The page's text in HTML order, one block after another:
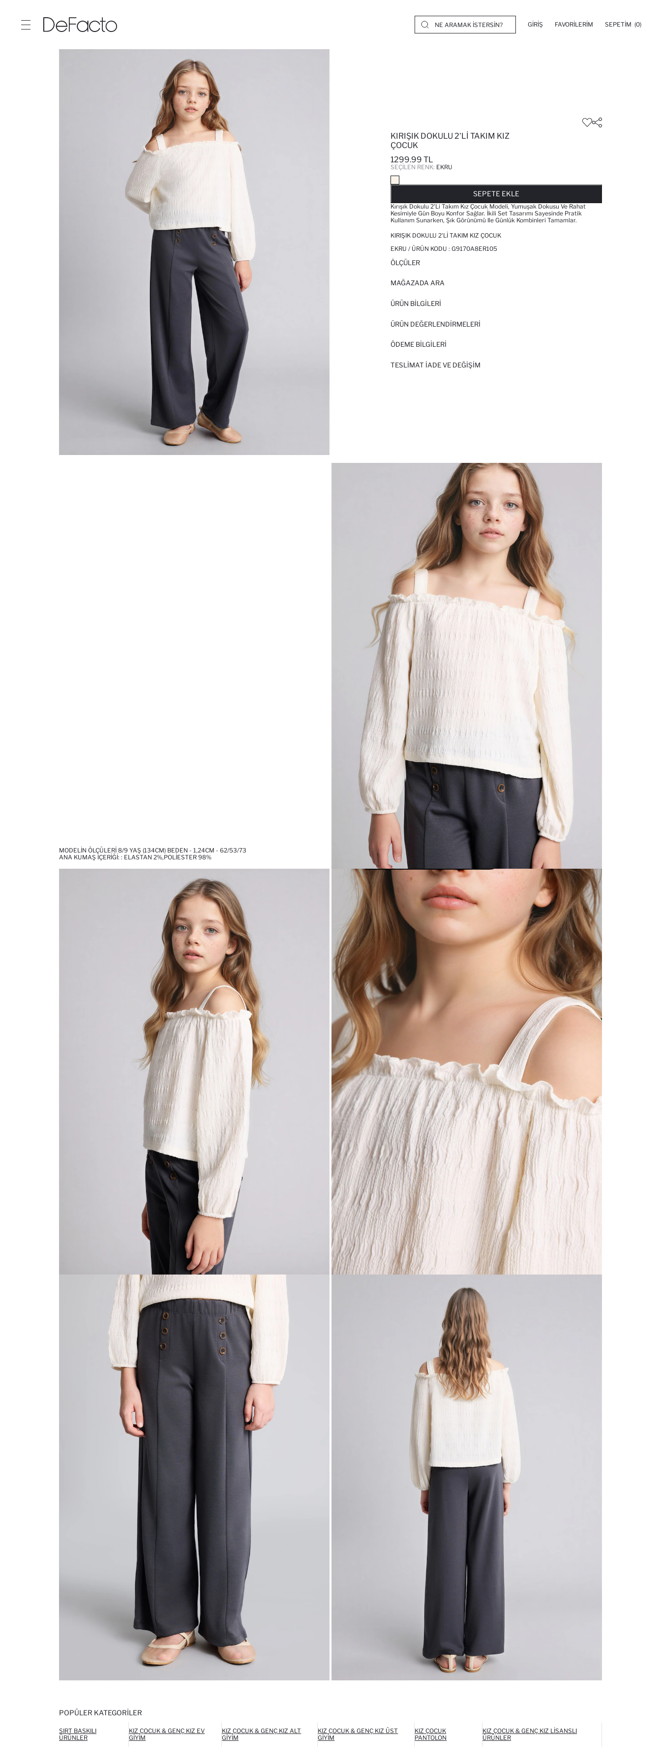
GIRIŞ FAVORILERIM SEPETIM (0)
KIRIŞIK DOKULU 2'LI TAKIM KIZ
ÇOCUK
1299.99 TL
SEÇILEN RENK: EKRU
SEPETE EKLE
Kırışık Dokulu 2'li Takım Kız Çocuk Modeli, Yumuşak Dokusu Ve Rahat
Kesimiyle Gün Boyu Konfor Sağlar. İkili Set Tasarımı Sayesinde Pratik
Kullanım Sunarken, Şık Görünümü Ile Günlük Kombinleri Tamamlar.
KIRIŞIK DOKULU 2'LI TAKIM KIZ ÇOCUK
EKRU / ÜRÜN KODU : G9170A8ER105
ÖLÇÜLER
MAĞAZADA ARA
ÜRÜN BILGILERI
ÜRÜN DEĞERLENDİRMELERİ
ÖDEME BİLGİLERİ
TESLIMAT İADE VE DEĞIŞIM
MODELIN ÖLÇÜLERI 8/9 YAŞ (134CM) BEDEN - 1,24CM - 62/53/73
ANA KUMAŞ İÇERIĞI: : ELASTAN 2%,POLIESTER 98%
POPÜLER KATEGORILER
SIRT BASKILI
ÜRÜNLER
KIZ ÇOCUK & GENÇ KIZ EV
GIYIM
KIZ ÇOCUK & GENÇ KIZ ALT
GIYIM
KIZ ÇOCUK & GENÇ KIZ ÜST
GIYIM
KIZ ÇOCUK
PANTOLON
KIZ ÇOCUK & GENÇ KIZ LISANSLI
ÜRÜNLER